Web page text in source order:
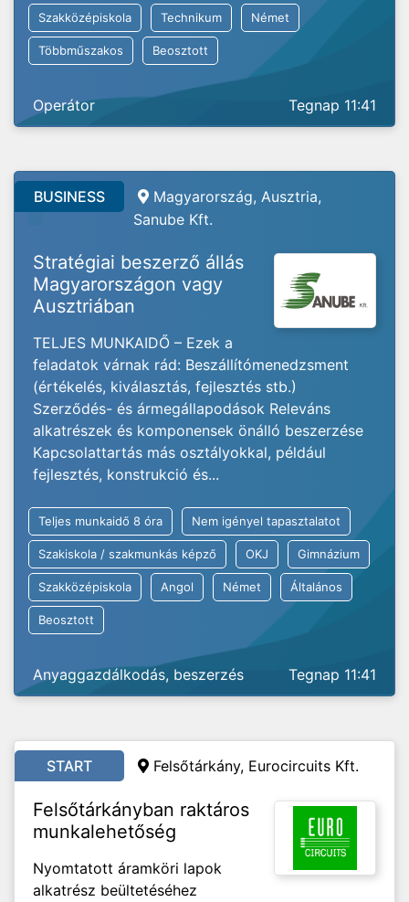
Szakközépiskola Technikum Német
Többműszakos Beosztott
Operátor Tegnap 11:41
BUSINESS
Magyarország, Ausztria,
Sanube Kft.
Stratégiai beszerző állás
Magyarországon vagy
Ausztriában
TELJES MUNKAIDŐ – Ezek a
feladatok várnak rád: Beszállítómenedzsment
(értékelés, kiválasztás, fejlesztés stb.)
Szerződés- és ármegállapodások Releváns
alkatrészek és komponensek önálló beszerzése
Kapcsolattartás más osztályokkal, például
fejlesztés, konstrukció és...
Teljes munkaidő 8 óra Nem igényel tapasztalatot
Szakiskola / szakmunkás képző OKJ Gimnázium
Szakközépiskola Angol Német Általános
Beosztott
Anyaggazdálkodás, beszerzés Tegnap 11:41
START Felsőtárkány, Eurocircuits Kft.
Felsőtárkányban raktáros
munkalehetőség
Nyomtatott áramköri lapok
alkatrész beültetéséhez